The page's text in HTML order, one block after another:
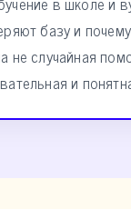
базу и почему
не случайная
и